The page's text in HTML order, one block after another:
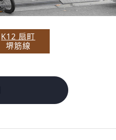
K12 扇町
堺筋線